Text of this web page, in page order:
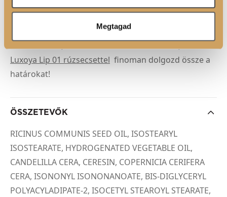
Megtagad
színátmenetet. Ezután válassz egy kissé világosabb
Luxoya Color Lastvagy
Luxoya Lip 01 rúzsecsettel finoman dolgozd össze a
határokat!
ÖSSZETEVŐK
RICINUS COMMUNIS SEED OIL, ISOSTEARYL
ISOSTEARATE, HYDROGENATED VEGETABLE OIL,
CANDELILLA CERA, CERESIN, COPERNICIA CERIFERA
CERA, ISONONYL ISONONANOATE, BIS-DIGLYCERYL
POLYACYLADIPATE-2, ISOCETYL STEAROYL STEARATE,